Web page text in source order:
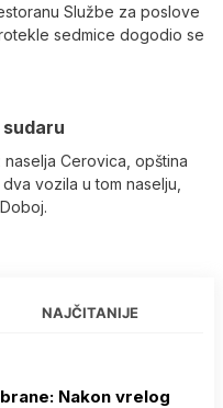
Službe za poslove
sedmice dogodio se
Cerovica, opština
vozila u tom naselju,
NAJČITANIJE
Nakon vrelog